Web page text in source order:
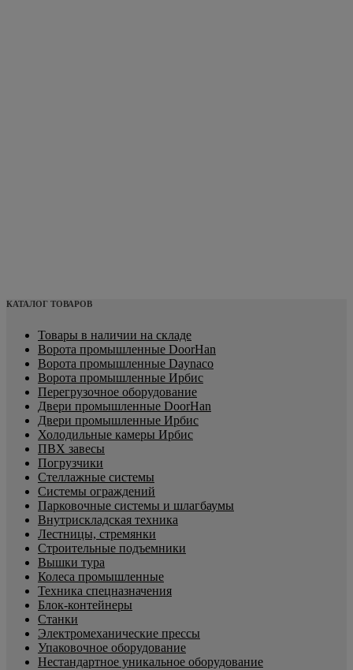
КАТАЛОГ ТОВАРОВ
Товары в наличии на складе
Ворота промышленные DoorHan
Ворота промышленные Daynaco
Ворота промышленные Ирбис
Перегрузочное оборудование
Двери промышленные DoorHan
Двери промышленные Ирбис
Холодильные камеры Ирбис
ПВХ завесы
Погрузчики
Стеллажные системы
Системы ограждений
Парковочные системы и шлагбаумы
Внутрискладская техника
Лестницы, стремянки
Строительные подъемники
Вышки тура
Колеса промышленные
Техника спецназначения
Блок-контейнеры
Станки
Электромеханические прессы
Упаковочное оборудование
Нестандартное уникальное оборудование